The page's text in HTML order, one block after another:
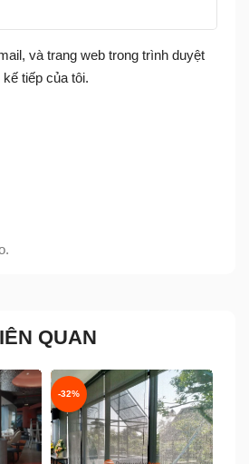
và trang web trong trình duyệt
tiếp của tôi.
QUAN
-32%